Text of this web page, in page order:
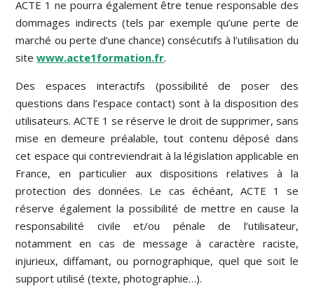
ACTE 1 ne pourra également être tenue responsable des
dommages indirects (tels par exemple qu’une perte de
marché ou perte d’une chance) consécutifs à l’utilisation du
sitewww.acte1formation.fr.
Des espaces interactifs (possibilité de poser des
questions dans l’espace contact) sont à la disposition des
utilisateurs. ACTE 1 se réserve le droit de supprimer, sans
mise en demeure préalable, tout contenu déposé dans
cet espace qui contreviendrait à la législation applicable en
France, en particulier aux dispositions relatives à la
protection des données. Le cas échéant, ACTE 1 se
réserve également la possibilité de mettre en cause la
responsabilité civile et/ou pénale de l’utilisateur,
notamment en cas de message à caractère raciste,
injurieux, diffamant, ou pornographique, quel que soit le
support utilisé (texte, photographie…).